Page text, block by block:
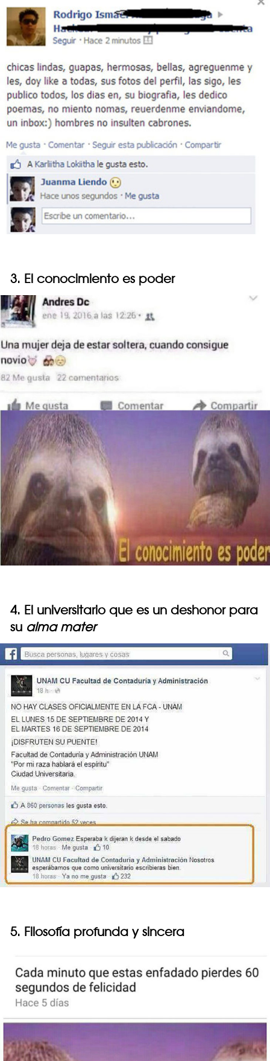
3. El conocimiento es poder
4. El universitario que es un deshonor para
su alma mater
5. Filosofía profunda y sincera